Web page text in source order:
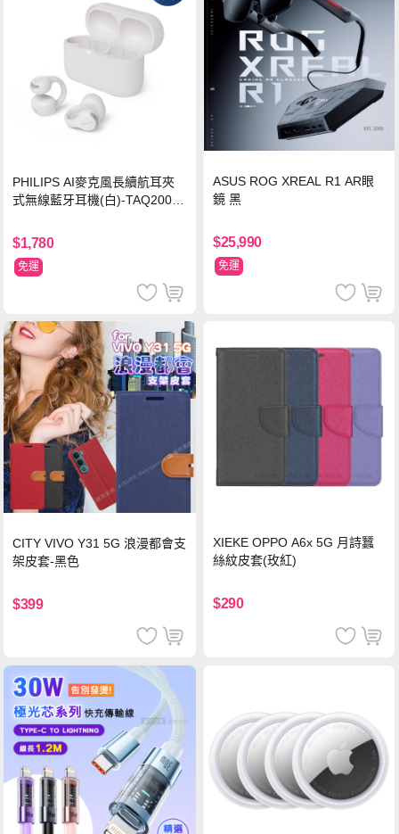
PHILIPS AI麥克風長續航耳夾
式無線藍牙耳機(白)-TAQ2000
$1,780
免運
ASUS ROG XREAL R1 AR眼
鏡 黑
$25,990
免運
CITY VIVO Y31 5G 浪漫都會支
架皮套-黑色
$399
XIEKE OPPO A6x 5G 月詩蠶
絲紋皮套(玫紅)
$290